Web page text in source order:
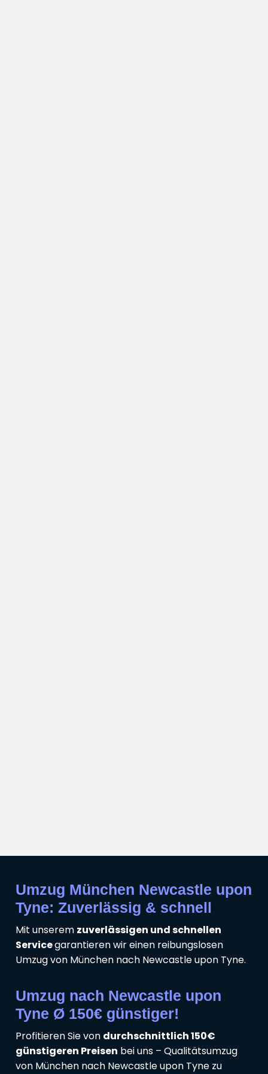
Umzug München Newcastle upon
Tyne: Zuverlässig & schnell
Mit unserem zuverlässigen und schnellen
Servicegarantieren wir einen reibungslosen
Umzug von München nach Newcastle upon Tyne.
Umzug nach Newcastle upon
Tyne Ø 150€ günstiger!
Profitieren Sie von durchschnittlich 150€
günstigeren Preisen bei uns – Qualitätsumzug
von München nach Newcastle upon Tyne zu